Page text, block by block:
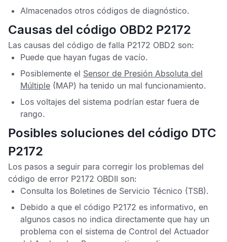
Almacenados otros códigos de diagnóstico.
Causas del código OBD2 P2172
Las causas del código de falla P2172 OBD2 son:
Puede que hayan fugas de vacío.
Posiblemente el Sensor de Presión Absoluta del
Múltiple (MAP) ha tenido un mal funcionamiento.
Los voltajes del sistema podrían estar fuera de
rango.
Posibles soluciones del código DTC
P2172
Los pasos a seguir para corregir los problemas del
código de error P2172 OBDII son:
Consulta los Boletines de Servicio Técnico (TSB).
Debido a que el código P2172 es informativo, en
algunos casos no indica directamente que hay un
problema con el sistema de Control del Actuador